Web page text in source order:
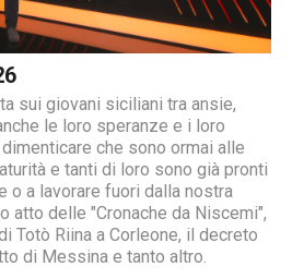
sui giovani siciliani tra ansie,
le loro speranze e i loro
che sono ormai alle
e tanti di loro sono già pronti
o a lavorare fuori dalla nostra
atto delle "Cronache da Niscemi",
Totò Riina a Corleone, il decreto
di Messina e tanto altro.